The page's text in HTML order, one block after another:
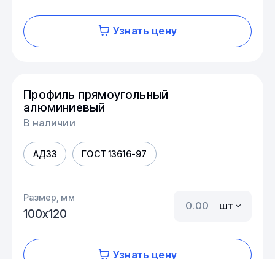
Узнать цену
Профиль прямоугольный
алюминиевый
В наличии
АД33 ГОСТ 13616-97
Размер, мм
100х120
шт
Узнать цену